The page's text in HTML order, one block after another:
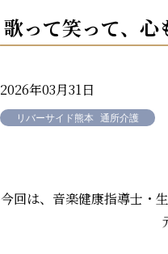
歌って笑って、心
2026年03月31日
リバーサイド熊本 通所介護
今回は、音楽健康指導士・